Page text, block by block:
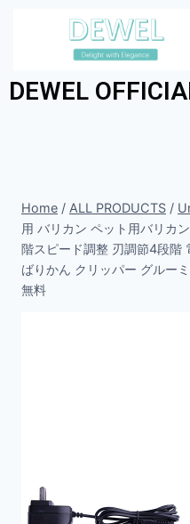
DEWEL
Home / ALL PRODUCTS /
用 バリカン ペット用バリカ
階スピード調整 刃調節4段階
ばりかん クリッパー グルー
無料